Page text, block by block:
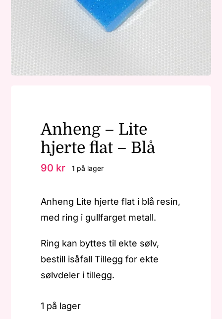
Nøkkelringer
Julepynt
Anheng – Lite
hjerte flat – Blå
90 kr 1 på lager
Anheng Lite hjerte flat i blå resin,
med ring i gullfarget metall.
Ring kan byttes til ekte sølv,
bestill isåfall Tillegg for ekte
sølvdeler i tillegg.
1 på lager